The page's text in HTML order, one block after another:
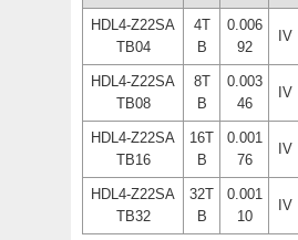
HDL4-Z22SA
TB04
4T
B
0.006
92
IV
HDL4-Z22SA
TB08
8T
B
0.003
46
IV
HDL4-Z22SA
TB16
16T
B
0.001
76
IV
HDL4-Z22SA
TB32
32T
B
0.001
10
IV